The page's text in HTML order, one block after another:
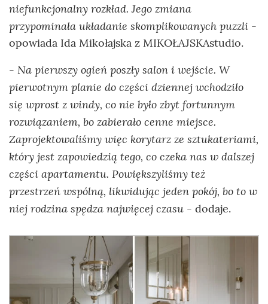
niefunkcjonalny rozkład. Jego zmiana
przypominała układanie skomplikowanych puzzli -
opowiada Ida Mikołajska z MIKOŁAJSKAstudio.
- Na pierwszy ogień poszły salon i wejście. W
pierwotnym planie do części dziennej wchodziło
się wprost z windy, co nie było zbyt fortunnym
rozwiązaniem, bo zabierało cenne miejsce.
Zaprojektowaliśmy więc korytarz ze sztukateriami,
który jest zapowiedzią tego, co czeka nas w dalszej
części apartamentu. Powiększyliśmy też
przestrzeń wspólną, likwidując jeden pokój, bo to w
niej rodzina spędza najwięcej czasu - dodaje.